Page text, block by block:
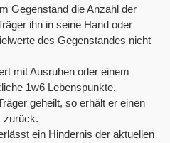
Gegenstand die Anzahl der
ihn in seine Hand oder
des Gegenstandes nicht
mit Ausruhen oder einem
1w6 Lebenspunkte.
geheilt, so erhält er einen
zurück.
ein Hindernis der aktuellen